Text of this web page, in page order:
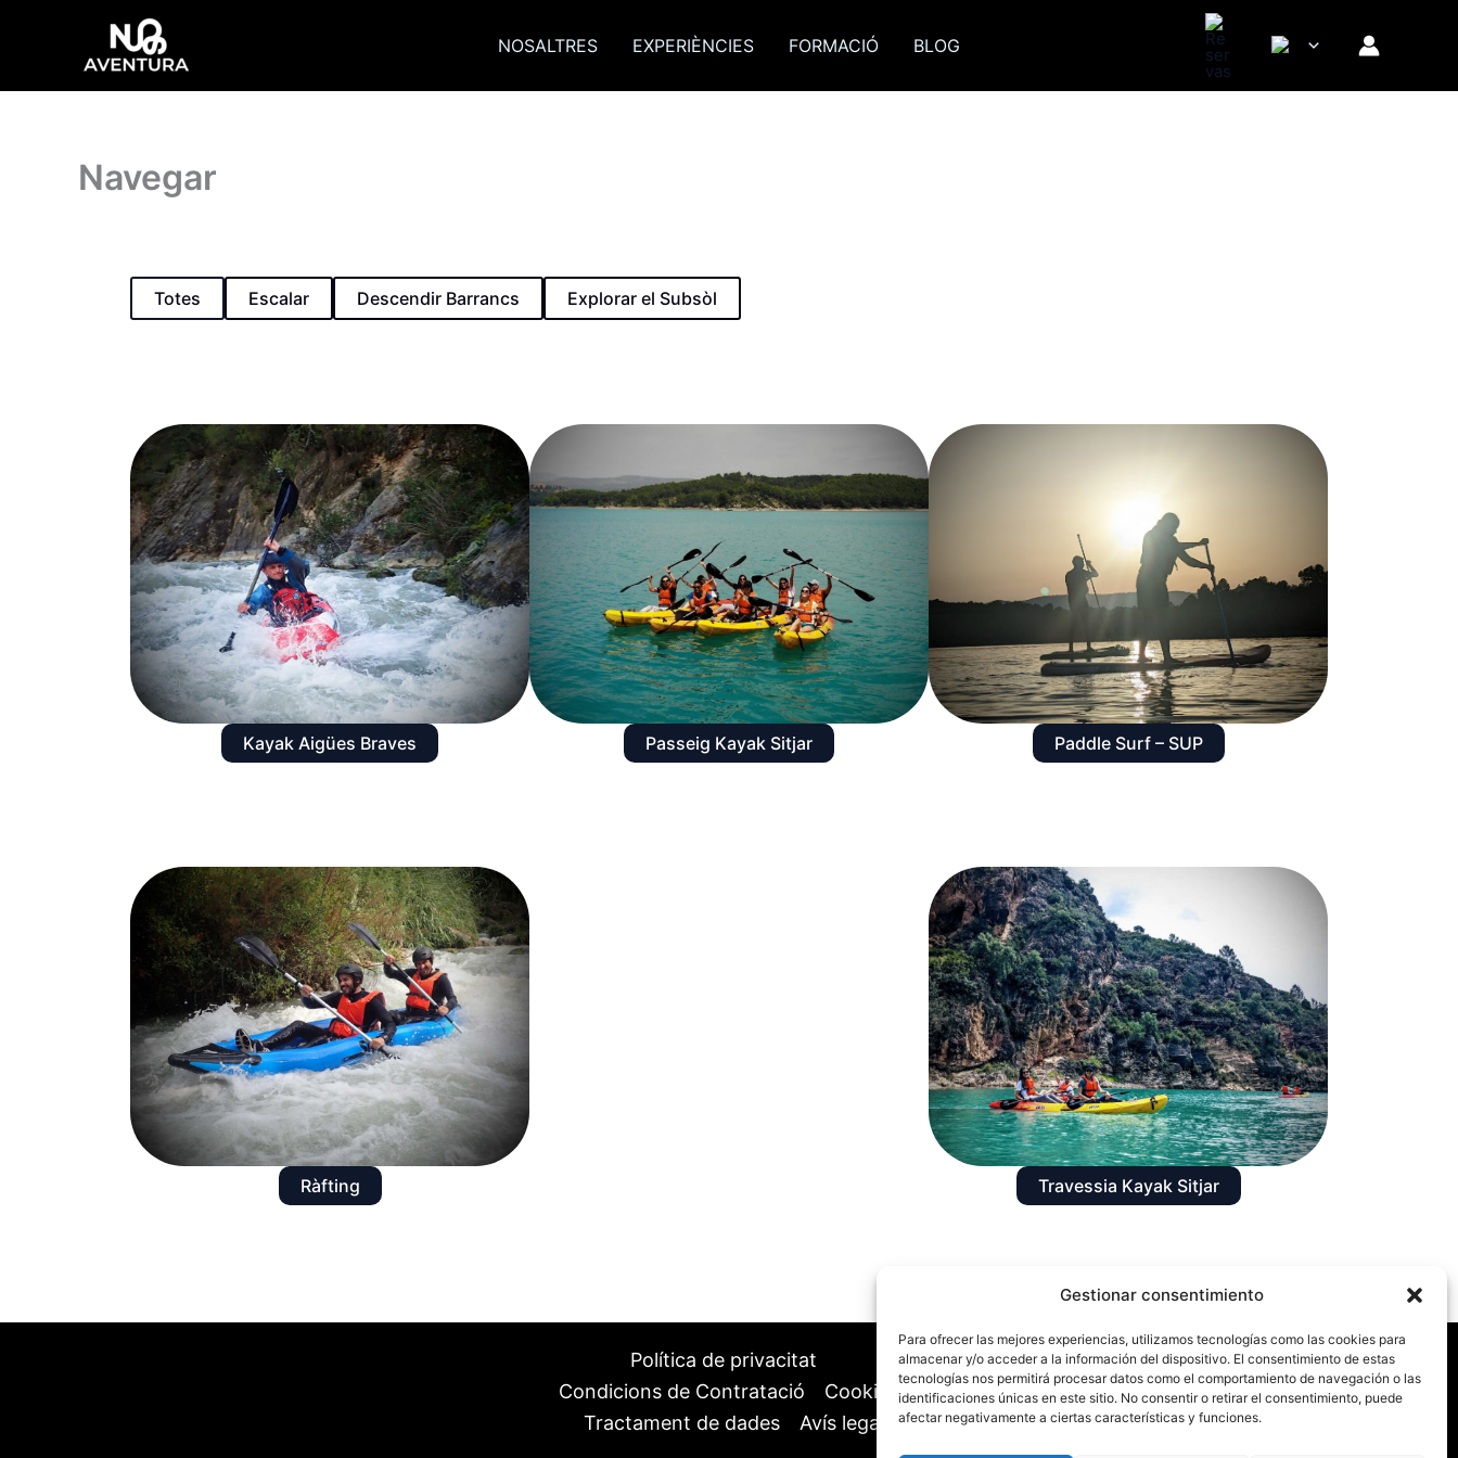
Gestionar consentimiento
Para ofrecer las mejores experiencias, utilizamos tecnologías como las cookies para
almacenar y/o acceder a la información del dispositivo. El consentimiento de estas
tecnologías nos permitirá procesar datos como el comportamiento de navegación o las
identificaciones únicas en este sitio. No consentir o retirar el consentimiento, puede
afectar negativamente a ciertas características y funciones.
NOSALTRES EXPERIÈNCIES FORMACIÓ BLOG
Navegar
Totes Escalar Descendir Barrancs Explorar el Subsòl
Kayak Aigües Braves Passeig Kayak Sitjar Paddle Surf – SUP
Ràfting Travessia Kayak Sitjar
Política de privacitat
Condicions de Contratació
Cookies
Tractament de dades
Avís legal